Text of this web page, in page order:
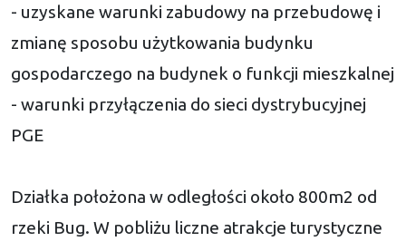
- uzyskane warunki zabudowy na przebudowę i
zmianę sposobu użytkowania budynku
gospodarczego na budynek o funkcji mieszkalnej
- warunki przyłączenia do sieci dystrybucyjnej
PGE
Działka położona w odległości około 800m2 od
rzeki Bug. W pobliżu liczne atrakcje turystyczne